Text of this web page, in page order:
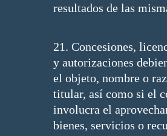
resultados de las
21. Concesiones,
y autorizaciones
el objeto, nombre o
titular, así como si el
involucra el
bienes, servicios o